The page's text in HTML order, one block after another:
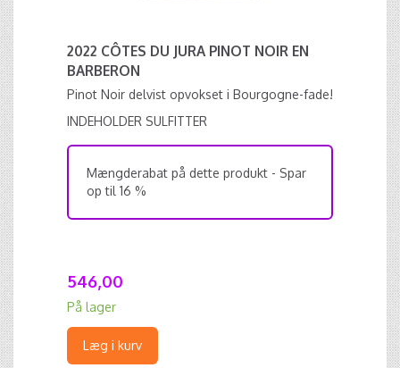
2022 CÔTES DU JURA PINOT NOIR EN
BARBERON
Pinot Noir delvist opvokset i Bourgogne-fade!
INDEHOLDER SULFITTER
Mængderabat på dette produkt - Spar
op til 16 %
546,00
På lager
Læg i kurv